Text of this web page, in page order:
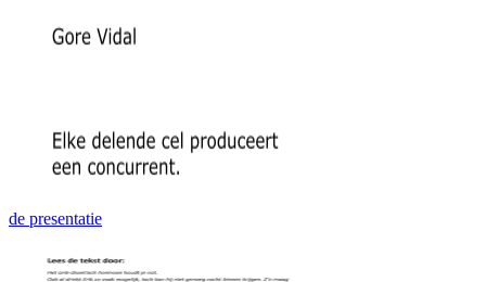
de presentatie